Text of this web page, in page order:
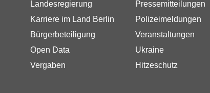
Landesregierung
Karriere im Land Berlin
Bürgerbeteiligung
Open Data
Vergaben
Pressemitteilungen
Polizeimeldungen
Veranstaltungen
Ukraine
Hitzeschutz